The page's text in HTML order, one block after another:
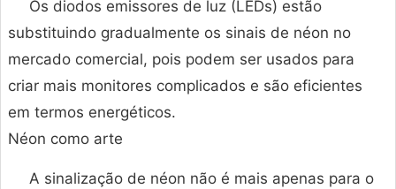
Os diodos emissores de luz (LEDs) estão
substituindo gradualmente os sinais de néon no
mercado comercial, pois podem ser usados para
criar mais monitores complicados e são eficientes
em termos energéticos.
Néon como arte
A sinalização de néon não é mais apenas para o